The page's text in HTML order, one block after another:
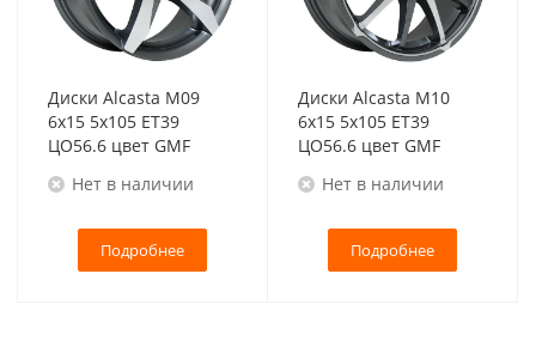
Диски Alcasta M09
6x15 5x105 ET39
ЦО56.6 цвет GMF
Нет в наличии
Подробнее
Диски Alcasta M10
6x15 5x105 ET39
ЦО56.6 цвет GMF
Нет в наличии
Подробнее